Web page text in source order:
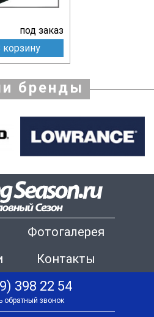
под заказ
корзину
бренды
Фотогалерея
Контакты
398 22 54
обратный звонок